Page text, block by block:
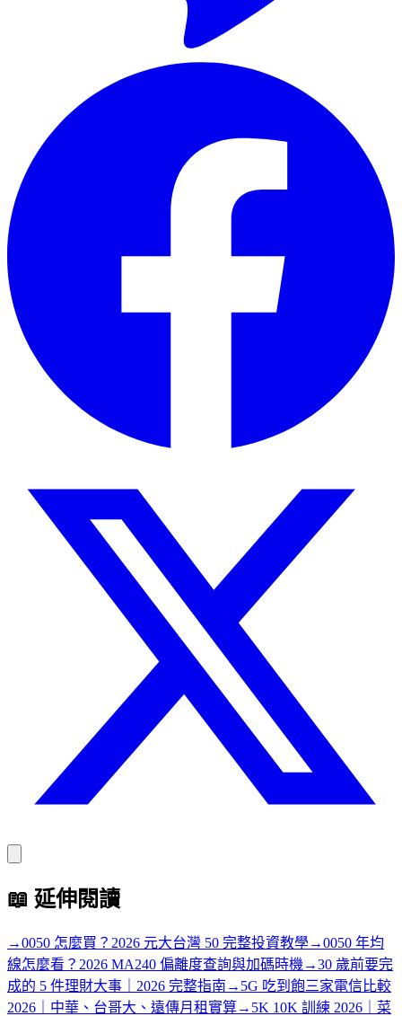
📖 延伸閱讀
→0050 怎麼買？2026 元大台灣 50 完整投資教學→0050 年均
線怎麼看？2026 MA240 偏離度查詢與加碼時機 →30 歲前要完
成的 5 件理財大事｜2026 完整指南 → 5G 吃到飽三家電信比較
2026｜中華、台哥大、遠傳月租實算→ 5K 10K 訓練 2026｜菜